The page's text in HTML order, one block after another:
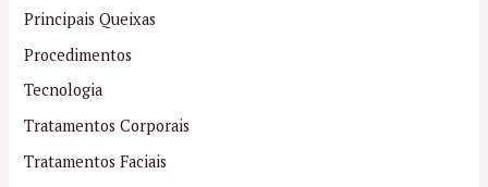
Principais Queixas
Procedimentos
Tecnologia
Tratamentos Corporais
Tratamentos Faciais